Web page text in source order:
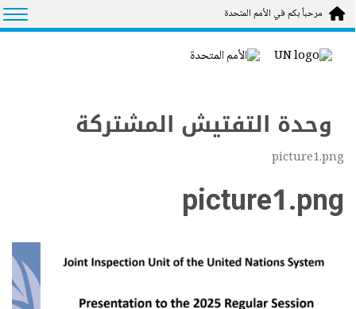
Skip to main content
مرحباً بكم في الأمم المتحدة
وحدة التفتيش المشتركة
picture1.png
picture1.png